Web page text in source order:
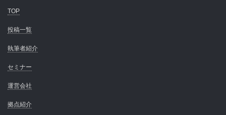
TOP
投稿一覧
執筆者紹介
セミナー
運営会社
拠点紹介